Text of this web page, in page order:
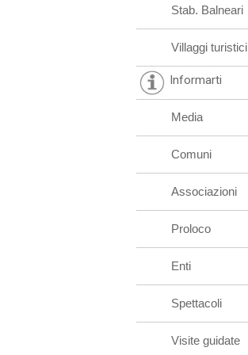
Stab. Balneari
Villaggi turistici
Informarti
Media
Comuni
Associazioni
Proloco
Enti
Spettacoli
Visite guidate